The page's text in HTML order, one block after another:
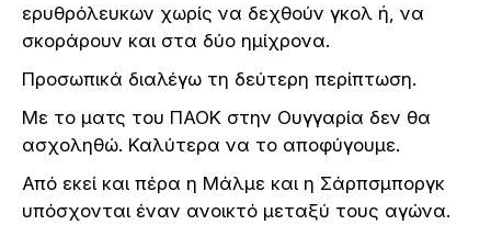
ερυθρόλευκων χωρίς να δεχθούν γκολ ή, να
σκοράρουν και στα δύο ημίχρονα.
Προσωπικά διαλέγω τη δεύτερη περίπτωση.
Με το ματς του ΠΑΟΚ στην Ουγγαρία δεν θα
ασχοληθώ. Καλύτερα να το αποφύγουμε.
Από εκεί και πέρα η Μάλμε και η Σάρπσμποργκ
υπόσχονται έναν ανοικτό μεταξύ τους αγώνα.